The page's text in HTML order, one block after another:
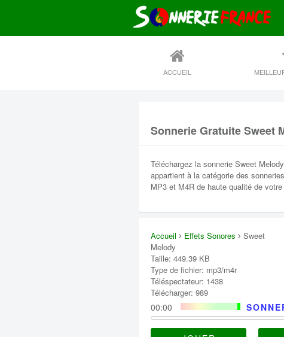
ACCUEIL
Sonnerie Gratuite Sweet
Téléchargez la sonnerie Sweet
appartient à la catégorie des
MP3 et M4R de haute qualité de
Accueil Effets Sonores
Sweet
Melody
Taille: 449.39 KB
Type de fichier: mp3/m4r
Téléspectateur: 1438
Télécharger: 989
00:00